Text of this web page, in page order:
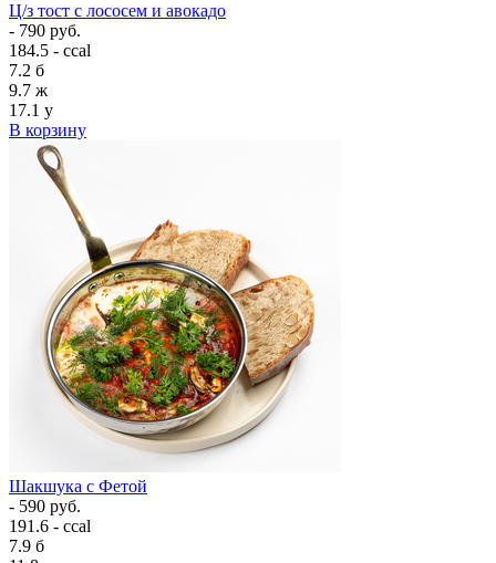
Ц/з тост с лососем и авокадо
- 790 руб.
184.5 - ccal
7.2 б
9.7 ж
17.1 у
В корзину
Шакшука с Фетой
- 590 руб.
191.6 - ccal
7.9 б